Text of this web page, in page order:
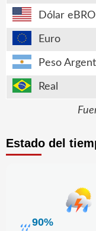
Dólar
Euro
Peso
Real
Estado del
90%